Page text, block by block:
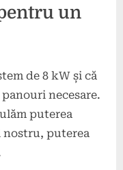
un
de 8 kW și că
necesare.
puterea
nostru, puterea